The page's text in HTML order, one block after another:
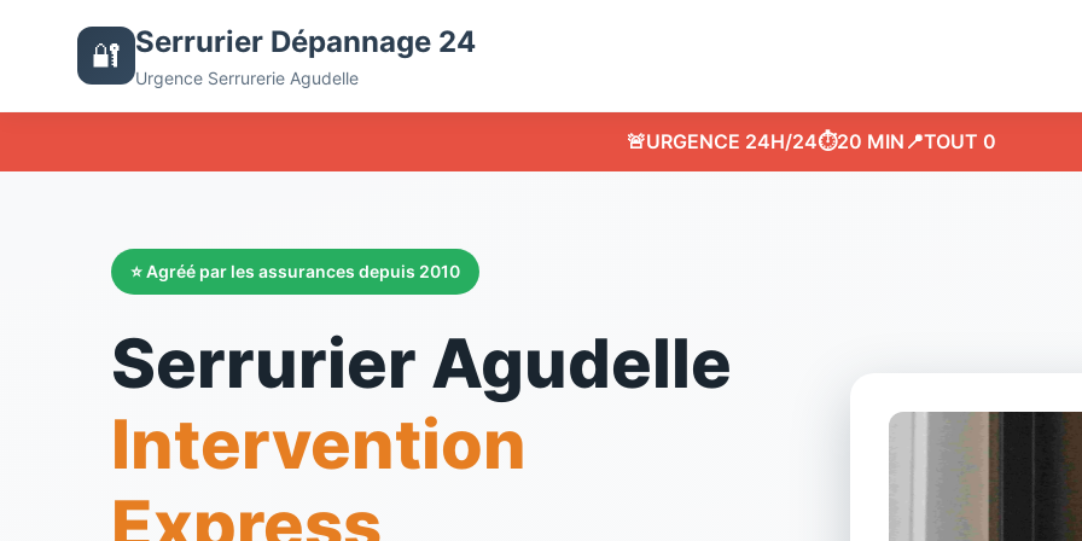
🔐 Serrurier Dépannage 24
Urgence Serrurerie Agudelle
🚨URGENCE 24H/24⏱️20 MIN 📍TOUT 0
⭐ Agréé par les assurances depuis 2010
Serrurier Agudelle
Intervention